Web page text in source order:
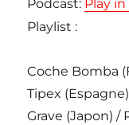
Podcast: Play
Playlist :
Coche Bomba
Tipex
Grave (Japon) /